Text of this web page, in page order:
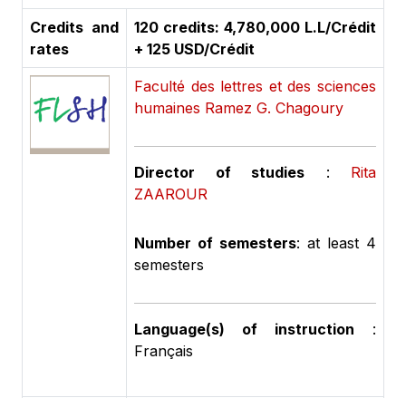
Credits and
rates
120 credits: 4,780,000 L.L/Crédit
+ 125 USD/Crédit
Faculté des lettres et des sciences
humaines Ramez G. Chagoury
Director of studies : Rita
ZAAROUR
Number of semesters: at least 4
semesters
Language(s) of instruction :
Français